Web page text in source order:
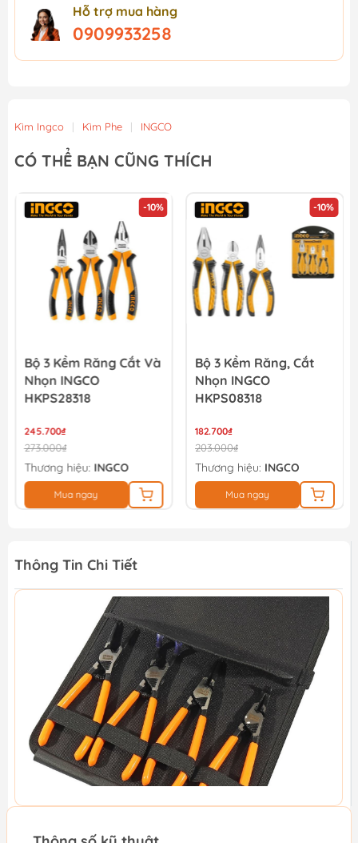
Hỗ trợ mua hàng
0909933258
Kìm Ingco | Kìm Phe | INGCO
CÓ THỂ BẠN CŨNG THÍCH
-10%
Bộ 3 Kềm Răng Cắt Và
Nhọn INGCO
HKPS28318
245.700₫
273.000₫
Thương hiệu: INGCO
Mua ngay
-10%
Bộ 3 Kềm Răng, Cắt
Nhọn INGCO
HKPS08318
182.700₫
203.000₫
Thương hiệu: INGCO
Mua ngay
Thông Tin Chi Tiết